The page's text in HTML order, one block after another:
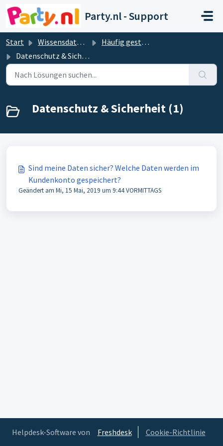
Zum hauptsächlichen Inhalt gehen
Party.nl - Support
Start Wissensdatenbank
Häufig gestellte Fragen & Antworten
Datenschutz & Sicherheit
Datenschutz & Sicherheit (1)
Sind meine Daten sicher? Welche Daten werden im
Kundenkonto gespeichert?
Geändert am Mi, 15 Mai, 2019 um 9:44 VORMITTAGS
Helpdesk-Software von Freshdesk Cookie-Richtlinie